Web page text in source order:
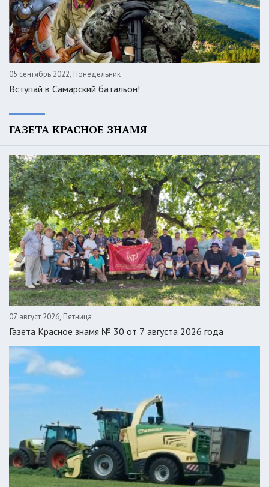
05 сентябрь 2022, Понедельник
Вступай в Самарский батальон!
ГАЗЕТА КРАСНОЕ ЗНАМЯ
07 август 2026, Пятница
Газета Красное знамя № 30 от 7 августа 2026 года